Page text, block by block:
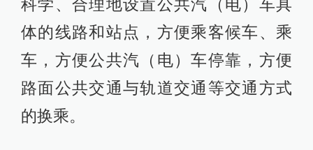
科学、合理地设置公共汽（电）车具
体的线路和站点，方便乘客候车、乘
车，方便公共汽（电）车停靠，方便
路面公共交通与轨道交通等交通方式
的换乘。